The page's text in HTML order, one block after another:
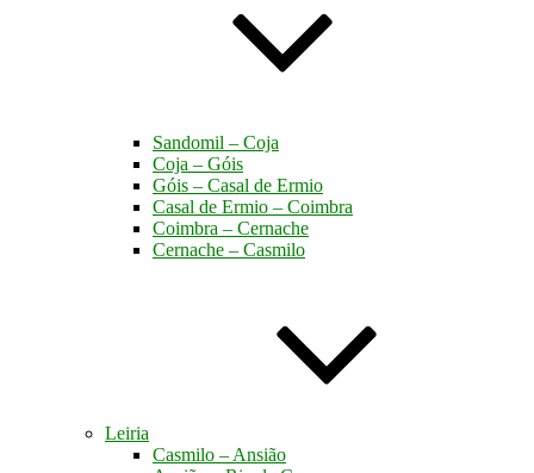
Sandomil – Coja
Coja – Góis
Góis – Casal de Ermio
Casal de Ermio – Coimbra
Coimbra – Cernache
Cernache – Casmilo
Leiria
Casmilo – Ansião